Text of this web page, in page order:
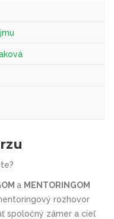
a MENTORINGOM
rozhovor
spoločný zámer a cieľ